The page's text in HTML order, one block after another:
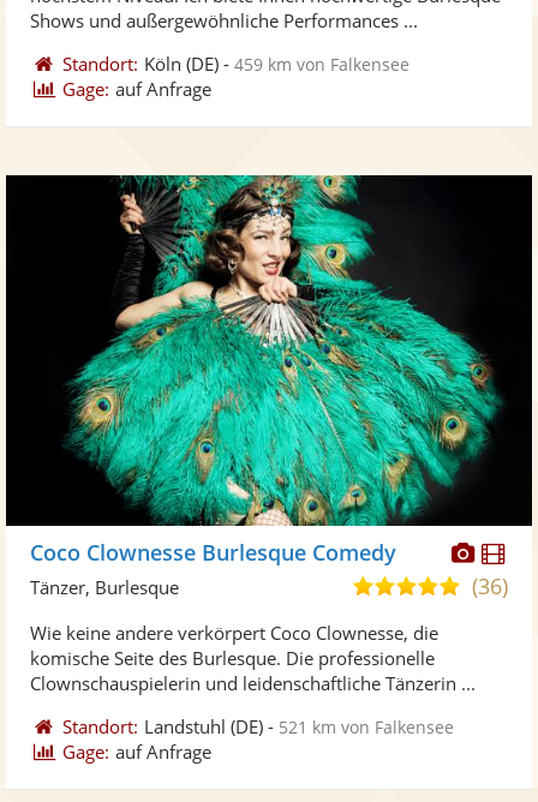
Sternen
Shows und außergewöhnliche Performances ...
Standort: Köln (DE) -459 km von Falkensee
Gage: auf Anfrage
Coco Clownesse Burlesque Comedy
5,0(36)
Tänzer, Burlesque
Wie keine andere verkörpert Coco Clownesse, die
komische Seite des Burlesque. Die professionelle
Clownschauspielerin und leidenschaftliche Tänzerin ...
Standort: Landstuhl (DE) - 521 km von Falkensee
Gage: auf Anfrage